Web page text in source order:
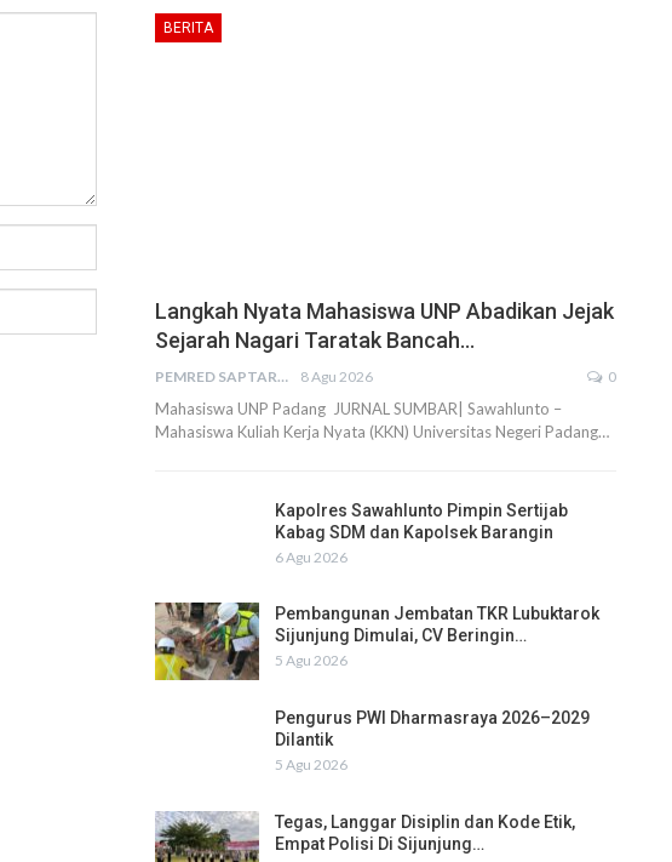
BERITA
Langkah Nyata Mahasiswa UNP Abadikan Jejak
Sejarah Nagari Taratak Bancah…
PEMRED SAPTARIUS 8 Agu 2026 0
Mahasiswa UNP Padang JURNAL SUMBAR| Sawahlunto –
Mahasiswa Kuliah Kerja Nyata (KKN) Universitas Negeri Padang…
Kapolres Sawahlunto Pimpin Sertijab
Kabag SDM dan Kapolsek Barangin
6 Agu 2026
Pembangunan Jembatan TKR Lubuktarok
Sijunjung Dimulai, CV Beringin…
5 Agu 2026
Pengurus PWI Dharmasraya 2026–2029
Dilantik
5 Agu 2026
Tegas, Langgar Disiplin dan Kode Etik,
Empat Polisi Di Sijunjung…